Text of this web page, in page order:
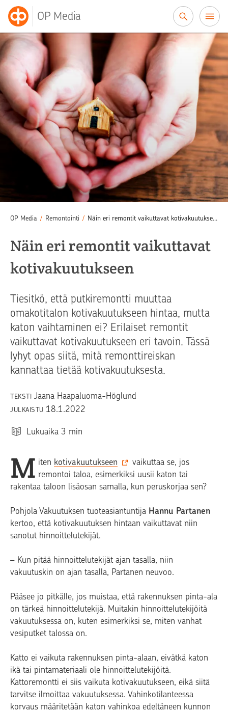
OP Media
OP Media / Remontointi / Näin eri remontit vaikuttavat kotivakuutukseen
Näin eri remontit vaikuttavat
kotivakuutukseen
Tiesitkö, että putkiremontti muuttaa
omakotitalon kotivakuutukseen hintaa, mutta
katon vaihtaminen ei? Erilaiset remontit
vaikuttavat kotivakuutukseen eri tavoin. Tässä
lyhyt opas siitä, mitä remonttireiskan
kannattaa tietää kotivakuutuksesta.
TEKSTI Jaana Haapaluoma-Höglund
JULKAISTU 18.1.2022
Lukuaika 3 min
M iten kotivakuutukseen
vaikuttaa se, jos
remontoi taloa, esimerkiksi uusii katon tai
rakentaa taloon lisäosan samalla, kun peruskorjaa sen?
Pohjola Vakuutuksen tuoteasiantuntija Hannu Partanen
kertoo, että kotivakuutuksen hintaan vaikuttavat niin
sanotut hinnoittelutekijät.
– Kun pitää hinnoittelutekijät ajan tasalla, niin
vakuutuskin on ajan tasalla, Partanen neuvoo.
Pääsee jo pitkälle, jos muistaa, että rakennuksen pinta-ala
on tärkeä hinnoittelutekijä. Muitakin hinnoittelutekijöitä
vakuutuksessa on, kuten esimerkiksi se, miten vanhat
vesiputket talossa on.
Katto ei vaikuta rakennuksen pinta-alaan, eivätkä katon
ikä tai pintamateriaali ole hinnoittelutekijöitä.
Kattoremontti ei siis vaikuta kotivakuutukseen, eikä siitä
tarvitse ilmoittaa vakuutuksessa. Vahinkotilanteessa
korvaus määritetään katon vahinkoa edeltäneen kunnon